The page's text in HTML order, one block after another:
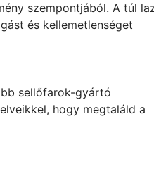
szempontjából. A túl
és kellemetlenséget
sellőfarok-gyártó
hogy megtaláld a